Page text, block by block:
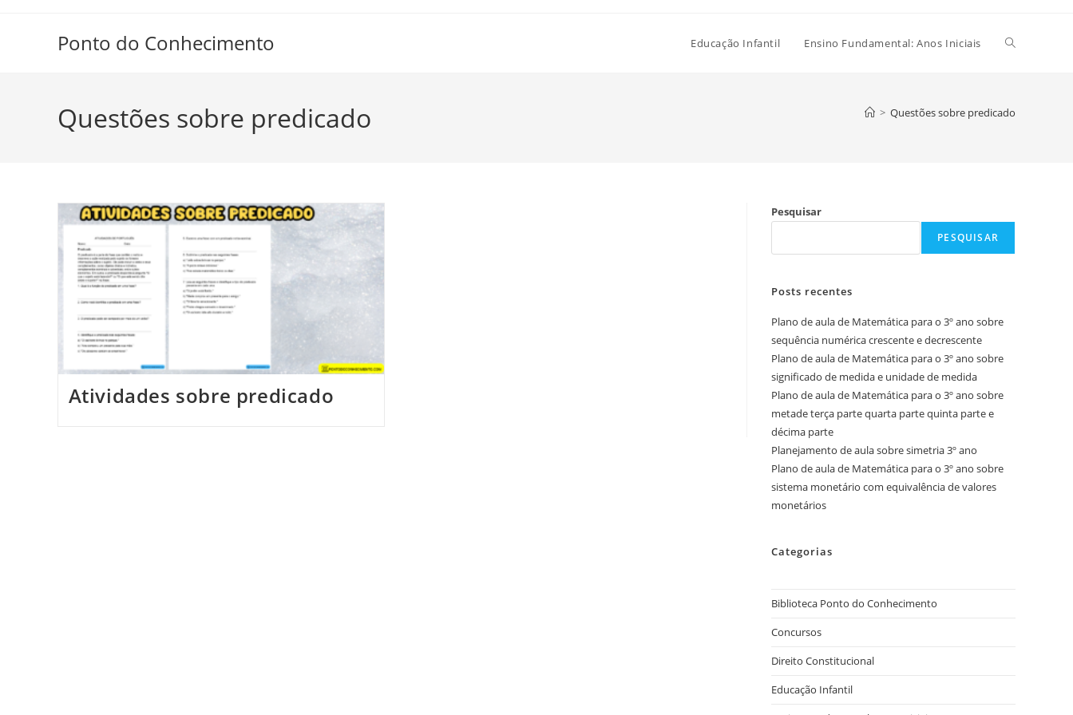
Ponto do Conhecimento Educação Infantil Ensino Fundamental: Anos Iniciais Alternar
site
Questões sobre predicado > Questões sobre predicado
Atividades sobre predicado
Pesquisar
PESQUISAR
Posts recentes
Plano de aula de Matemática para o 3º ano sobre
sequência numérica crescente e decrescente
Plano de aula de Matemática para o 3º ano sobre
significado de medida e unidade de medida
Plano de aula de Matemática para o 3º ano sobre
metade terça parte quarta parte quinta parte e
décima parte
Planejamento de aula sobre simetria 3º ano
Plano de aula de Matemática para o 3º ano sobre
sistema monetário com equivalência de valores
monetários
Categorias
Biblioteca Ponto do Conhecimento
Concursos
Direito Constitucional
Educação Infantil